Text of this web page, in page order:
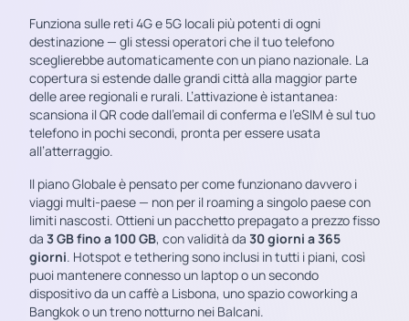
Funziona sulle reti 4G e 5G locali più potenti di ogni
destinazione — gli stessi operatori che il tuo telefono
sceglierebbe automaticamente con un piano nazionale. La
copertura si estende dalle grandi città alla maggior parte
delle aree regionali e rurali. L’attivazione è istantanea:
scansiona il QR code dall’email di conferma e l’eSIM è sul tuo
telefono in pochi secondi, pronta per essere usata
all’atterraggio.
Il piano Globale è pensato per come funzionano davvero i
viaggi multi-paese — non per il roaming a singolo paese con
limiti nascosti. Ottieni un pacchetto prepagato a prezzo fisso
da 3 GB fino a 100 GB, con validità da 30 giorni a 365
giorni. Hotspot e tethering sono inclusi in tutti i piani, così
puoi mantenere connesso un laptop o un secondo
dispositivo da un caffè a Lisbona, uno spazio coworking a
Bangkok o un treno notturno nei Balcani.